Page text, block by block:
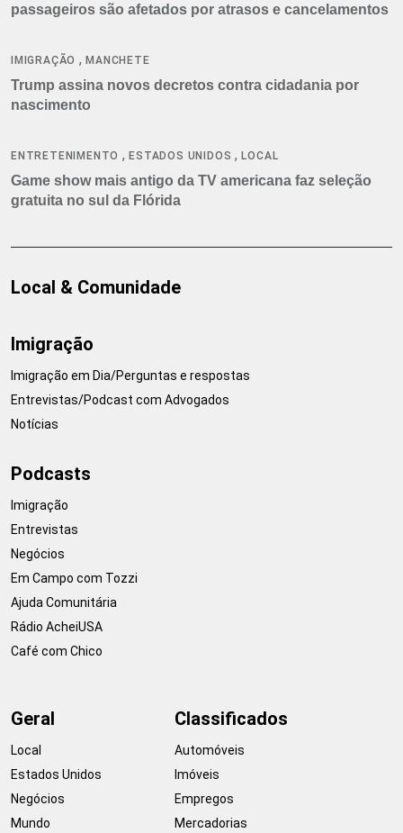
passageiros são afetados por atrasos e cancelamentos
IMIGRAÇÃO ,MANCHETE
Trump assina novos decretos contra cidadania por
nascimento
ENTRETENIMENTO ,ESTADOS UNIDOS ,LOCAL
Game show mais antigo da TV americana faz seleção
gratuita no sul da Flórida
Local & Comunidade
Imigração
Imigração em Dia/Perguntas e respostas
Entrevistas/Podcast com Advogados
Notícias
Podcasts
Imigração
Entrevistas
Negócios
Em Campo com Tozzi
Ajuda Comunitária
Rádio AcheiUSA
Café com Chico
Geral
Local
Estados Unidos
Negócios
Mundo
Classificados
Automóveis
Imóveis
Empregos
Mercadorias